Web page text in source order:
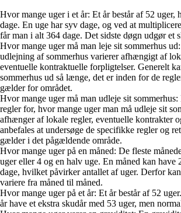
Hvor mange uger i et år: Et år består af 52 uger,
dage. En uge har syv dage, og ved at
får man i alt 364 dage. Det sidste døgn udgør et
Hvor mange uger må man leje sit sommerhus
udlejning af sommerhus varierer afhængigt af
eventuelle kontraktuelle forpligtelser. Generelt
sommerhus ud så længe, det er inden for de
gælder for området.
Hvor mange uger må man udleje sit
regler for, hvor mange uger man må udleje sit
afhænger af lokale regler, eventuelle kontrakter
anbefales at undersøge de specifikke regler og
gælder i det pågældende område.
Hvor mange uger på en måned: De fleste
uger eller 4 og en halv uge. En måned kan have
dage, hvilket påvirker antallet af uger. Derfor
variere fra måned til måned.
Hvor mange uger på et år: Et år består af 52
år have et ekstra skudår med 53 uger, men